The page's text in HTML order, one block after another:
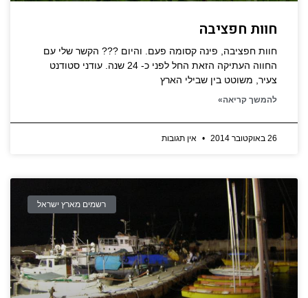
חוות חפציבה
חוות חפציבה, פינה קסומה פעם. והיום ??? הקשר שלי עם
החווה העתיקה הזאת החל לפני כ- 24 שנה. עודני סטודנט
צעיר, משוטט בין שבילי הארץ
להמשך קריאה»
26 באוקטובר 2014 אין תגובות
רשמים מארץ ישראל